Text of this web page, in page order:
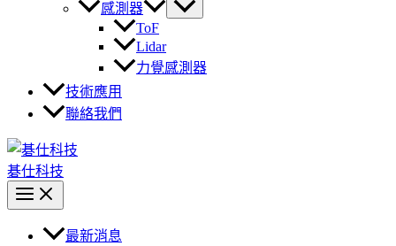
感測器
ToF
Lidar
力覺感測器
技術應用
聯絡我們
碁仕科技
最新消息